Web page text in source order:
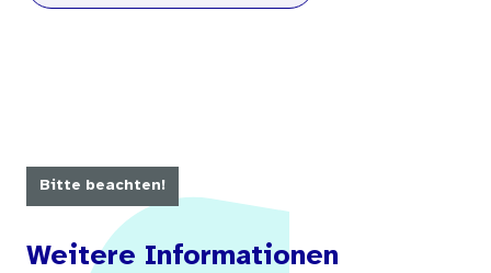
Bitte beachten!
Weitere Informationen